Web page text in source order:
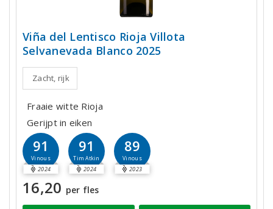
Viña del Lentisco Rioja Villota
Selvanevada Blanco 2025
Zacht, rijk
Fraaie witte Rioja
Gerijpt in eiken
91
Vinous
2024
91
Tim Atkin
2024
89
Vinous
2023
16,20 per fles